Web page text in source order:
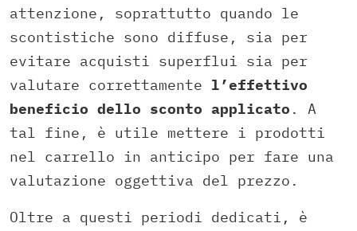
attenzione, soprattutto quando le
scontistiche sono diffuse, sia per
evitare acquisti superflui sia per
valutare correttamente l’effettivo
beneficio dello sconto applicato . A
tal fine, è utile mettere i prodotti
nel carrello in anticipo per fare una
valutazione oggettiva del prezzo.
Oltre a questi periodi dedicati, è